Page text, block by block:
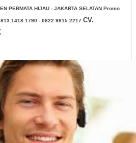
PERMATA HIJAU - JAKARTA SELATAN Promo
- 0822.9815.2217 CV.